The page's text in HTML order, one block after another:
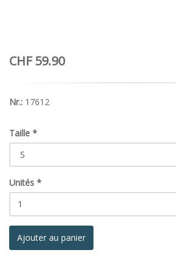
CHF 59.90
Nr.: 17612
Taille *
Unités *
Ajouter au panier